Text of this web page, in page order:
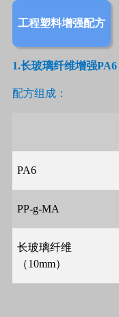
工程塑料增强配方
1.长玻璃纤维增强PA6
配方组成：
PA6
PP-g-MA
长玻璃纤维
（10mm）